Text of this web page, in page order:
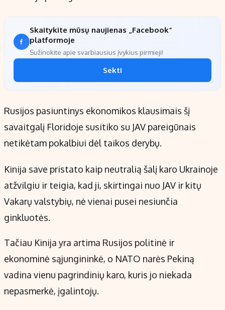
Skaitykite mūsų naujienas „Facebook“
platformoje
Sužinokite apie svarbiausius įvykius pirmieji!
Sekti
Rusijos pasiuntinys ekonomikos klausimais šį
savaitgalį Floridoje susitiko su JAV pareigūnais
netikėtam pokalbiui dėl taikos derybų.
Kinija save pristato kaip neutralią šalį karo Ukrainoje
atžvilgiu ir teigia, kad ji, skirtingai nuo JAV ir kitų
Vakarų valstybių, nė vienai pusei nesiunčia
ginkluotės.
Tačiau Kinija yra artima Rusijos politinė ir
ekonominė sąjungininkė, o NATO narės Pekiną
vadina vienu pagrindinių karo, kuris jo niekada
nepasmerkė, įgalintojų.